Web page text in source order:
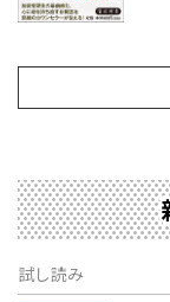
試し読み